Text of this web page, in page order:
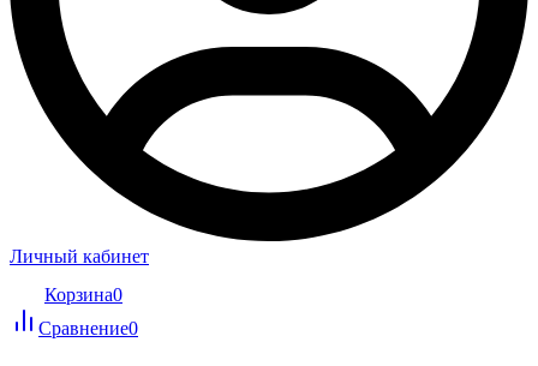
Личный кабинет
Корзина0
Сравнение0